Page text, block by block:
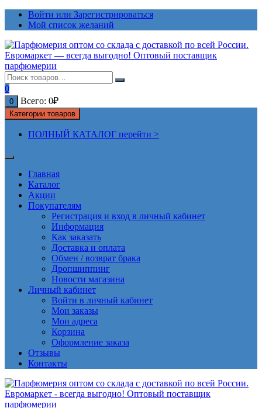
ПерейтиВойти или Зарегистрироваться
Мой список желаний
0
0 Всего: 0₽
Категории товаров
ПОЛНЫЙ КАТАЛОГ перейти >
Главная
Каталог
Акции
Покупателям
Регистрация и вход в личный кабинет
Информация
Как заказать
Доставка и оплата
Обмен / возврат брака
Дропшиппинг
Новости магазина
Личный кабинет
Войти в личный кабинет
Мои заказы
Мои адреса
Корзина
Оформление заказа
Отзывы
Контакты